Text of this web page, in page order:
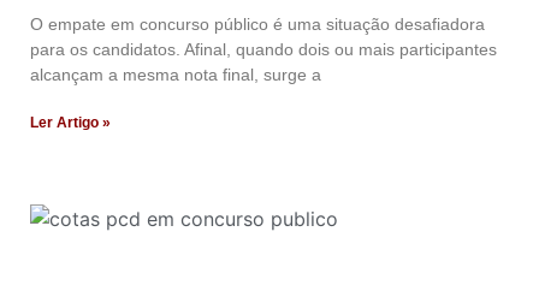
O empate em concurso público é uma situação desafiadora
para os candidatos. Afinal, quando dois ou mais participantes
alcançam a mesma nota final, surge a
Ler Artigo »